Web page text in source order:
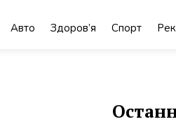
Авто Здоров’я Спорт